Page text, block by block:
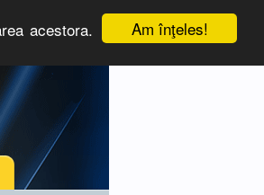
Am înţeles!
acestora.